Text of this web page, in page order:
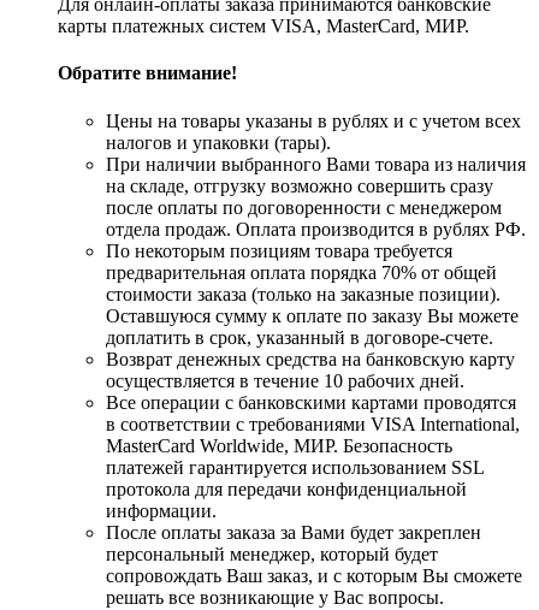
Для онлайн-оплаты заказа принимаются банковские
карты платежных систем VISA, MasterСard, МИР.
Обратите внимание!
Цены на товары указаны в рублях и с учетом всех
налогов и упаковки (тары).
При наличии выбранного Вами товара из наличия
на складе, отгрузку возможно совершить сразу
после оплаты по договоренности с менеджером
отдела продаж. Оплата производится в рублях РФ.
По некоторым позициям товара требуется
предварительная оплата порядка 70% от общей
стоимости заказа (только на заказные позиции).
Оставшуюся сумму к оплате по заказу Вы можете
доплатить в срок, указанный в договоре-счете.
Возврат денежных средства на банковскую карту
осуществляется в течение 10 рабочих дней.
Все операции с банковскими картами проводятся
в соответствии с требованиями VISA International,
MasterCard Worldwide, МИР. Безопасность
платежей гарантируется использованием SSL
протокола для передачи конфиденциальной
информации.
После оплаты заказа за Вами будет закреплен
персональный менеджер, который будет
сопровождать Ваш заказ, и с которым Вы сможете
решать все возникающие у Вас вопросы.